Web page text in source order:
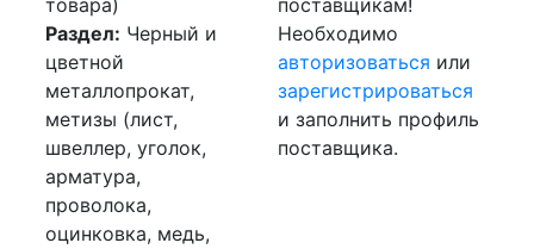
товара)
Раздел: Черный и
цветной
металлопрокат,
метизы (лист,
швеллер, уголок,
арматура,
проволока,
оцинковка, медь,
поставщикам!
Необходимо
авторизоваться или
зарегистрироваться
и заполнить профиль
поставщика.